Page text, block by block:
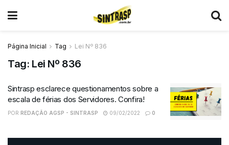
Página Inicial Tag Lei Nº 836
Tag: Lei Nº 836
Sintrasp esclarece questionamentos sobre a
escala de férias dos Servidores. Confira!
POR REDAÇÃO AGSP - SINTRASP 09/02/2022 0